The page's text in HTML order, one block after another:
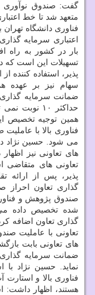
گفت: صندوق نوآوری
متعهد شد تا خط
فناوری دانشگاه
بار در كشور به راه
تسهیلات این است كه
پذیر، استفاده كننده
سهام نیز بر عهده
ضمانت سرمایه گذاری
حداكثر ۱۰
همین توجیه تخصیص
فناوری بالا با
می شود. حسین نژاد
های تعاونی نیز
تعاونی های متقاضی
پذیر، پس از ارائه
گذاری تعاون
صندوق پژوهش و
شده تخصیص داده
گذاری تعاون اضافه
تعاونی با عاملیت
های تعاونی بابت
ضمانت سرمایه
نماید. حسین نژاد با
فناوری بالا و استارت
هستند، اظهار داشت: